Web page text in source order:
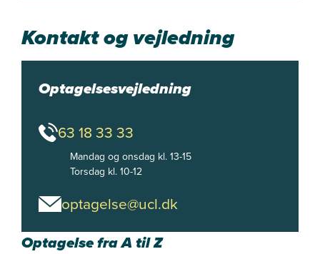
Kontakt og vejledning
Optagelsesvejledning
63 18 33 33
Mandag og onsdag kl. 13-15
Torsdag kl. 10-12
optagelse@ucl.dk
Optagelse fra A til Z